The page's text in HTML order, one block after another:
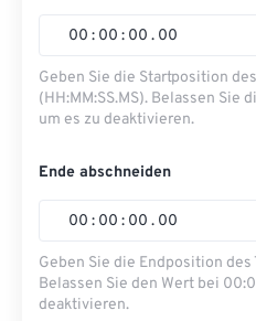
00 : 00 : 00 . 00
Geben Sie die Startposition
(HH:MM:SS.MS). Belassen
um es zu deaktivieren.
Ende abschneiden
00 : 00 : 00 . 00
Geben Sie die Endposition des
Belassen Sie den Wert bei
deaktivieren.